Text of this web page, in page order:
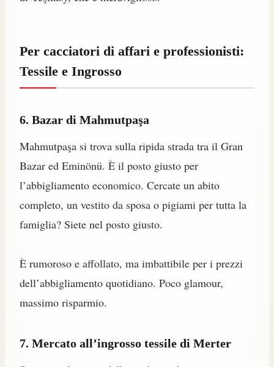
Per cacciatori di affari e professionisti:
Tessile e Ingrosso
6. Bazar di Mahmutpaşa
Mahmutpaşa si trova sulla ripida strada tra il Gran
Bazar ed Eminönü. È il posto giusto per
l’abbigliamento economico. Cercate un abito
completo, un vestito da sposa o pigiami per tutta la
famiglia? Siete nel posto giusto.
È rumoroso e affollato, ma imbattibile per i prezzi
dell’abbigliamento quotidiano. Poco glamour,
massimo risparmio.
7. Mercato all’ingrosso tessile di Merter